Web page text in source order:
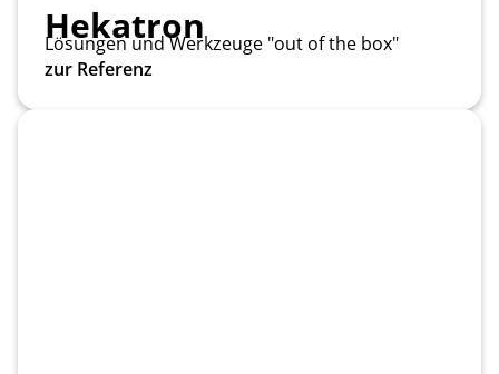
Hekatron
Lösungen und Werkzeuge "out of the box"
zur Referenz